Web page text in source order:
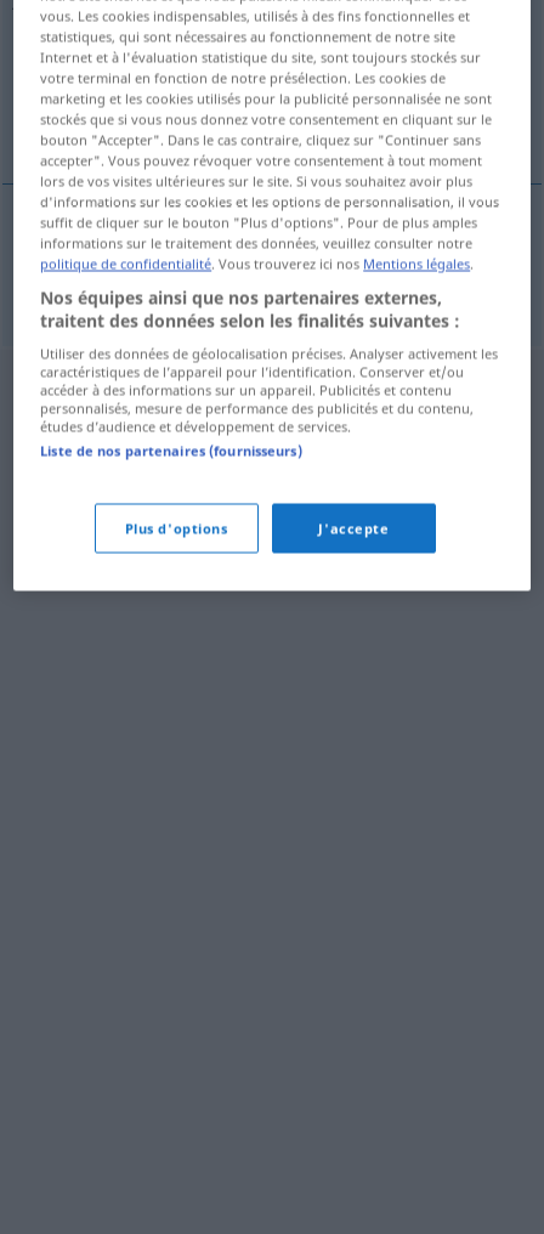
Vue d'ensemble de toutes les traductions
(Pour plus d'informations, cliquez sur/touchez la traduction)
già, già, eh sì
,già,ehsì jaja UMG
vous. Les cookies indispensables, utilisés à des fins fonctionnelles et
statistiques, qui sont nécessaires au fonctionnement de notre site
Internet et à l'évaluation statistique du site, sont toujours stockés sur
votre terminal en fonction de notre présélection. Les cookies de
marketing et les cookies utilisés pour la publicité personnalisée ne sont
stockés que si vous nous donnez votre consentement en cliquant sur le
bouton "Accepter". Dans le cas contraire, cliquez sur "Continuer sans
accepter". Vous pouvez révoquer votre consentement à tout moment
lors de vos visites ultérieures sur le site. Si vous souhaitez avoir plus
d'informations sur les cookies et les options de personnalisation, il vous
suffit de cliquer sur le bouton "Plus d'options". Pour de plus amples
informations sur le traitement des données, veuillez consulter notre
politique de confidentialité . Vous trouverez ici nos Mentions légales
Nos équipes ainsi que nos partenaires externes,
traitent des données selon les finalités suivantes :
Utiliser des données de géolocalisation précises. Analyser activement les
caractéristiques de l’appareil pour l’identification. Conserver et/ou
accéder à des informations sur un appareil. Publicités et contenu
personnalisés, mesure de performance des publicités et du contenu,
études d’audience et développement de services.
Liste de nos partenaires (fournisseurs)
Plus d'options J'accepte